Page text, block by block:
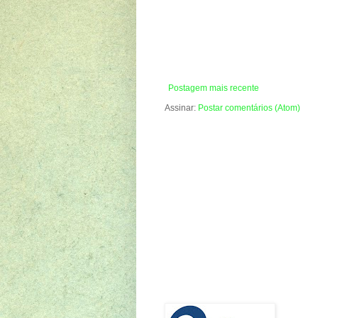
Postagem mais recente
Assinar: Postar comentários (Atom)